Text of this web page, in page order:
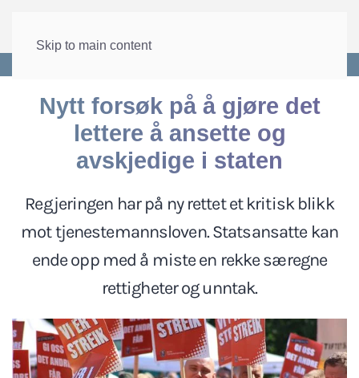
Skip to main content
Nytt forsøk på å gjøre det
lettere å ansette og
avskjedige i staten
Regjeringen har på ny rettet et kritisk blikk
mot tjenestemannsloven. Statsansatte kan
ende opp med å miste en rekke særegne
rettigheter og unntak.